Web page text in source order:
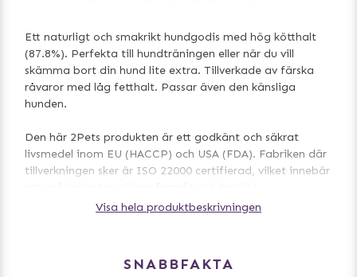
Ett naturligt och smakrikt hundgodis med hög kötthalt
(87.8%). Perfekta till hundträningen eller när du vill
skämma bort din hund lite extra. Tillverkade av färska
råvaror med låg fetthalt. Passar även den känsliga
hunden.
Den här 2Pets produkten är ett godkänt och säkrat
livsmedel inom EU (HACCP) och USA (FDA). Fabriken där
tillverkningen sker är ISO 22000 certifierad, vilket innebär
livsmedelskedjan. Våra 2Pets produkter veterinärbesiktas
till oss. 2Pets produkterna är märkta enligt gällande EU-
Visa hela produktbeskrivningen
SNABBFAKTA